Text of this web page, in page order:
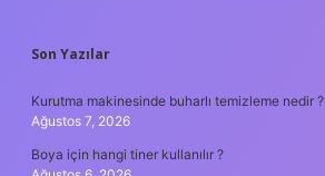
SIDEBAR
Son Yazılar
Kurutma makinesinde buharlı temizleme nedir ?
Ağustos 7, 2026
Boya için hangi tiner kullanılır ?